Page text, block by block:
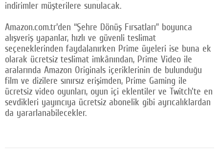
indirimler müşterilere sunulacak.
Amazon.com.tr'den “Şehre Dönüş Fırsatları” boyunca
alışveriş yapanlar, hızlı ve güvenli teslimat
seçeneklerinden faydalanırken Prime üyeleri ise buna ek
olarak ücretsiz teslimat imkânından, Prime Video ile
aralarında Amazon Originals içeriklerinin de bulunduğu
film ve dizilere sınırsız erişimden, Prime Gaming ile
ücretsiz video oyunları, oyun içi eklentiler ve Twitch'te en
sevdikleri yayıncıya ücretsiz abonelik gibi ayrıcalıklardan
da yararlanabilecekler.